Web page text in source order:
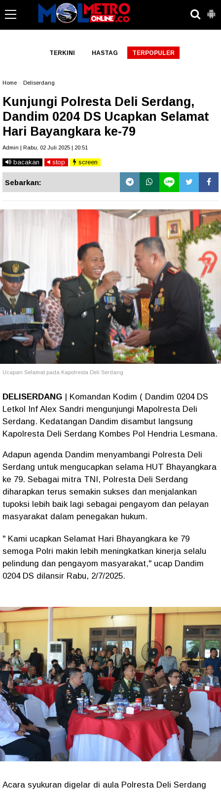
TERKINI HASTAG TERPOPULER
Home Deliserdang
Kunjungi Polresta Deli Serdang,
Dandim 0204 DS Ucapkan Selamat
Hari Bayangkara ke-79
Admin | Rabu, 02 Juli 2025 | 20:51
bacakan stop screen
Sebarkan:
Ucapan Selamat pada Kapolresta Deli Serdang
DELISERDANG | Komandan Kodim ( Dandim 0204 DS
Letkol Inf Alex Sandri mengunjungi Mapolresta Deli
Serdang. Kedatangan Dandim disambut langsung
Kapolresta Deli Serdang Kombes Pol Hendria Lesmana.
Adapun agenda Dandim menyambangi Polresta Deli
Serdang untuk mengucapkan selama HUT Bhayangkara
ke 79. Sebagai mitra TNI, Polresta Deli Serdang
diharapkan terus semakin sukses dan menjalankan
tupoksi lebih baik lagi sebagai pengayom dan pelayan
masyarakat dalam penegakan hukum.
" Kami ucapkan Selamat Hari Bhayangkara ke 79
semoga Polri makin lebih meningkatkan kinerja selalu
pelindung dan pengayom masyarakat," ucap Dandim
0204 DS dilansir Rabu, 2/7/2025.
Acara syukuran digelar di aula Polresta Deli Serdang